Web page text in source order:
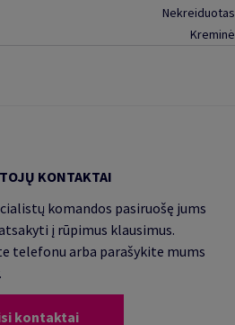
Nekreiduotas
Kreminė
KONTAKTAI
komandos pasiruošę jums
į rūpimus klausimus.
telefonu arba parašykite mums
kontaktai